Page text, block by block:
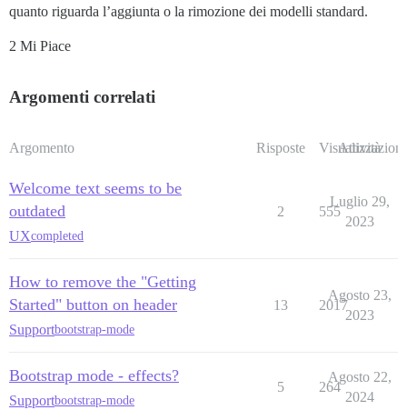
quanto riguarda l’aggiunta o la rimozione dei modelli standard.
2 Mi Piace
Argomenti correlati
Argomento Risposte Visualizzazioni
Attività
Welcome text seems to be
outdated
UXcompleted
2 555
Luglio 29,
2023
How to remove the "Getting
Started" button on header
Supportbootstrap-mode
13 2017
Agosto 23,
2023
Bootstrap mode - effects?
Supportbootstrap-mode
5 264
Agosto 22,
2024